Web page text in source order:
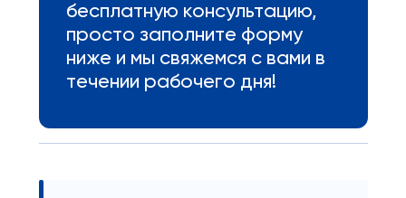
бесплатную консультацию,
просто заполните форму
ниже и мы свяжемся с вами в
течении рабочего дня!